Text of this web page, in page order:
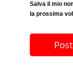
Salva il mio
la prossima